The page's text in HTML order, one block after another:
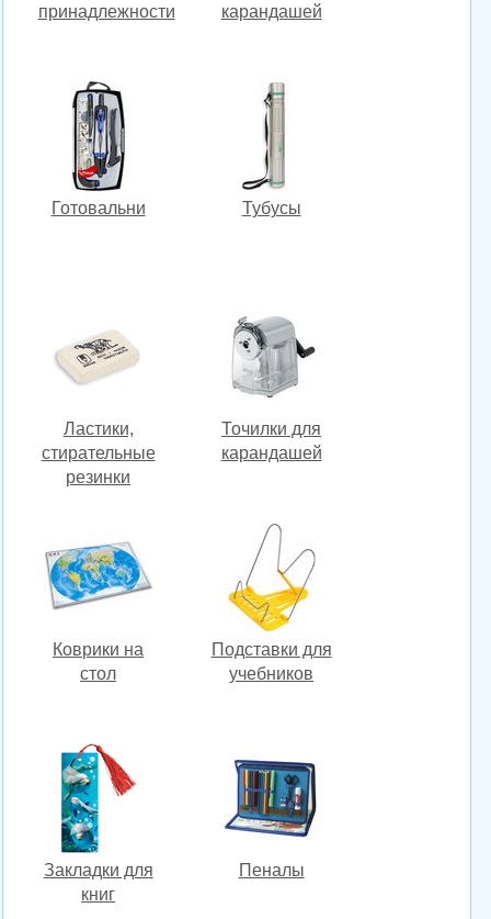
принадлежности
карандашей
Готовальни Тубусы
Ластики,
стирательные
резинки
Точилки для
карандашей
Коврики на
стол
Подставки для
учебников
Закладки для
книг
Пеналы